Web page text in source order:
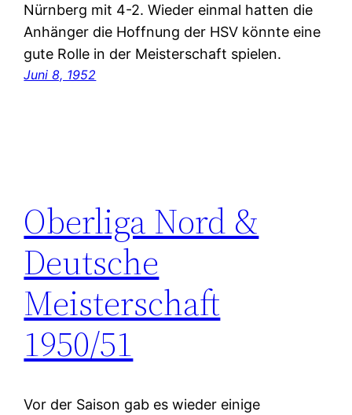
Nürnberg mit 4-2. Wieder einmal hatten die
Anhänger die Hoffnung der HSV könnte eine
gute Rolle in der Meisterschaft spielen.
Juni 8, 1952
Oberliga Nord &
Deutsche
Meisterschaft
1950/51
Vor der Saison gab es wieder einige